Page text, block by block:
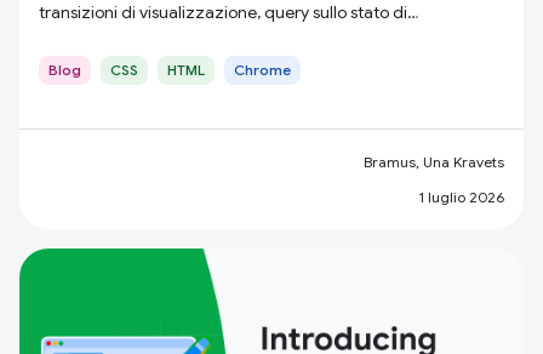
transizioni di visualizzazione, query sullo stato di
Blog CSS HTML Chrome
Bramus, Una Kravets
1 luglio 2026